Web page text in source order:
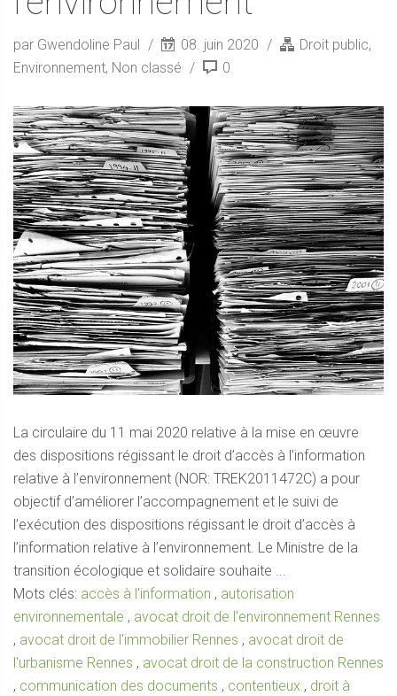
par Gwendoline Paul 08. juin 2020 Droit public,
Environnement, Non classé 0
La circulaire du 11 mai 2020 relative à la mise en œuvre
des dispositions régissant le droit d’accès à l’information
relative à l’environnement (NOR: TREK2011472C) a pour
objectif d’améliorer l’accompagnement et le suivi de
l’exécution des dispositions régissant le droit d’accès à
l’information relative à l’environnement. Le Ministre de la
transition écologique et solidaire souhaite ...
Mots clés: accès à l'information , autorisation
environnementale , avocat droit de l'environnement Rennes
, avocat droit de l'immobilier Rennes , avocat droit de
l'urbanisme Rennes , avocat droit de la construction Rennes
, communication des documents , contentieux , droit à